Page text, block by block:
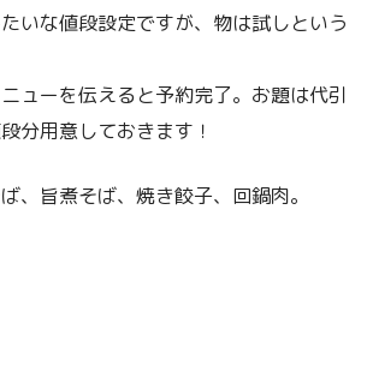
いな値段設定ですが、物は試しという
ューを伝えると予約完了。お題は代引
分用意しておきます！
、旨煮そば、焼き餃子、回鍋肉。